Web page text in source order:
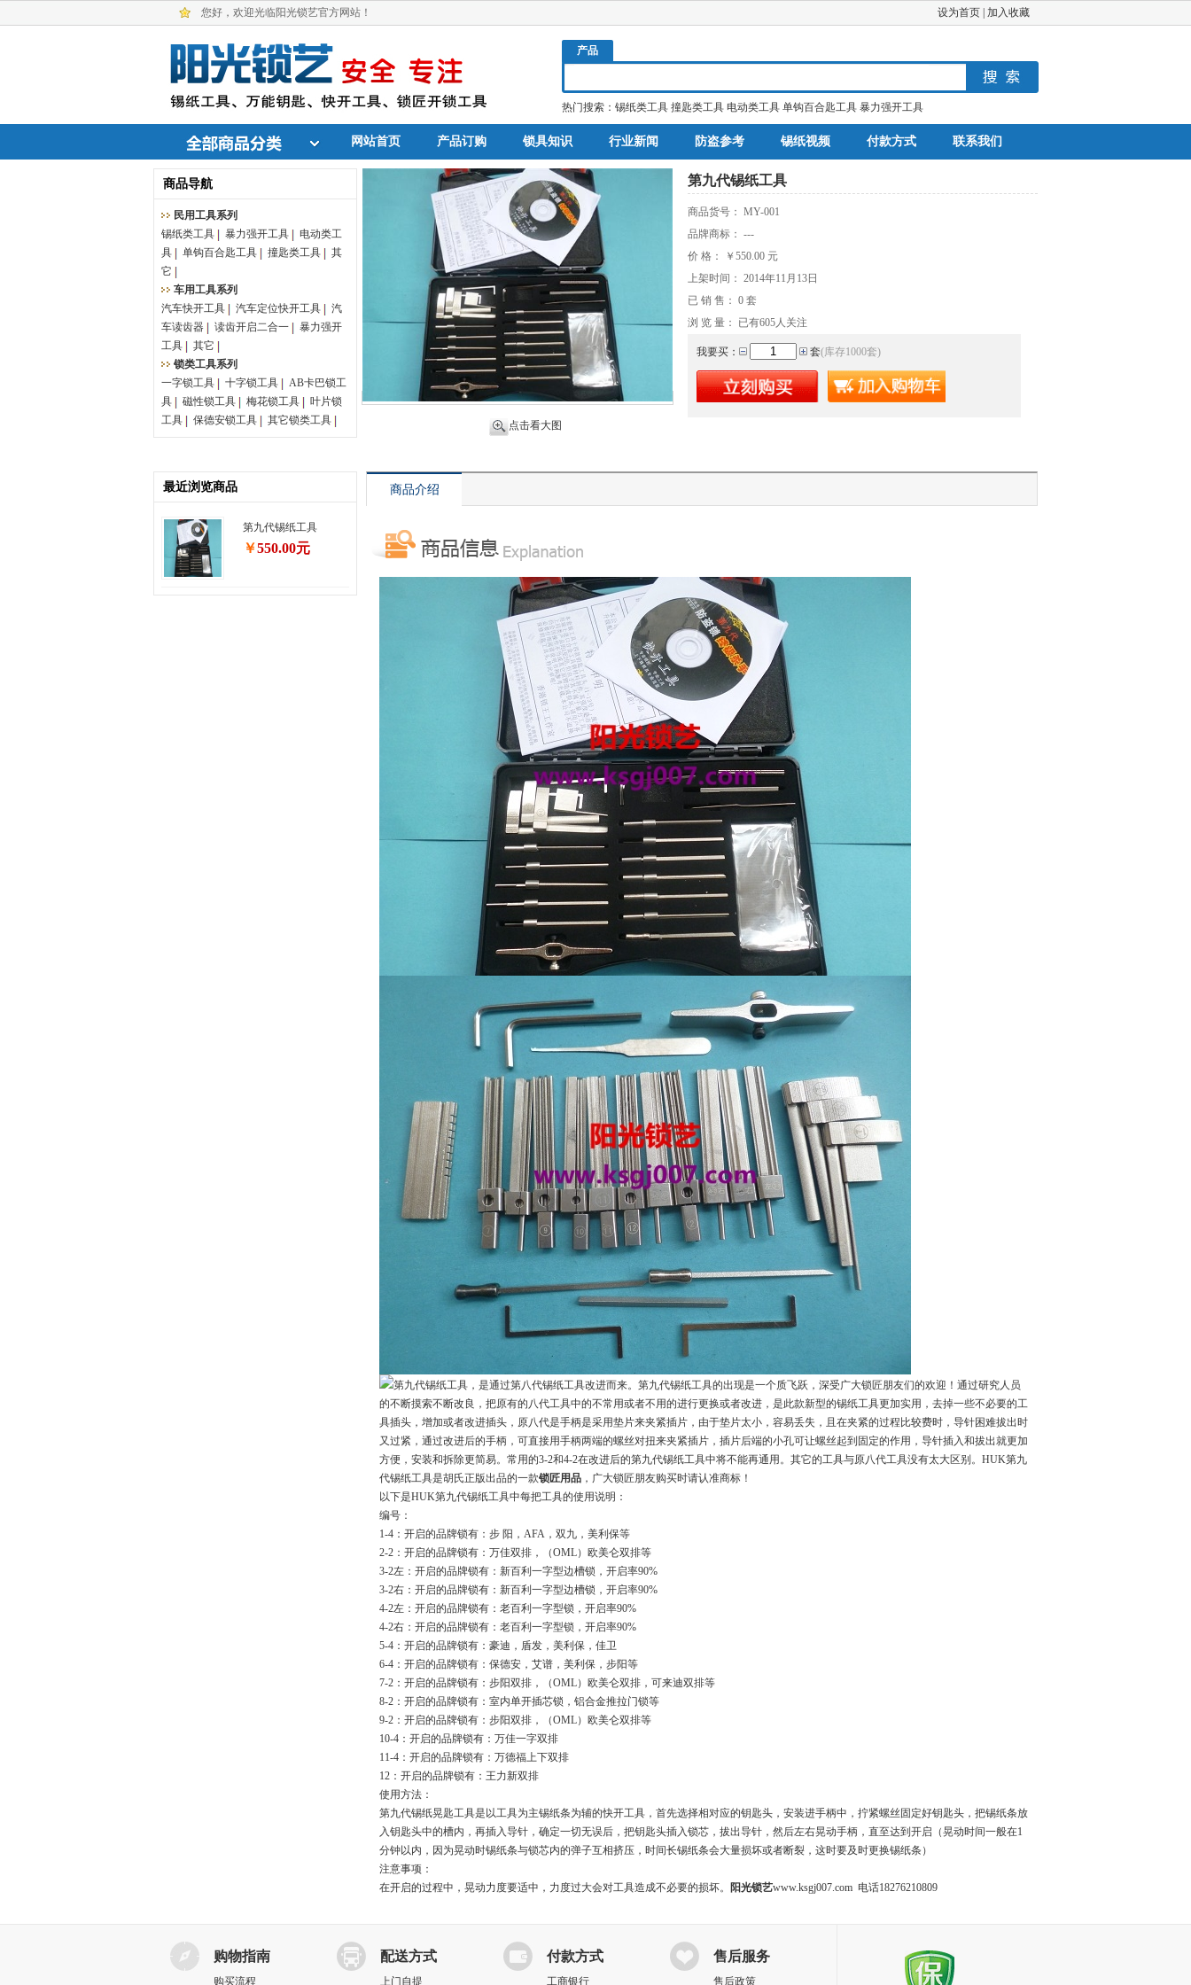
您好，欢迎光临阳光锁艺官方网站！ 设为首页 加入收藏
产品
热门搜索： 锡纸类工具 撞匙类工具 电动类工具 单钩百合匙工具 暴力强开工具
网站首页 产品订购 锁具知识 行业新闻 防盗参考 锡纸视频 付款方式 联系我们
商品导航
民用工具系列
锡纸类工具
暴力强开工具
电动类工
具
单钩百合匙工具 撞匙类工具
其
它
车用工具系列
汽车快开工具
汽车定位快开工具
汽
车读齿器
读齿开启二合一
暴力强开
工具
其它
锁类工具系列
一字锁工具
十字锁工具
AB卡巴锁工
具
磁性锁工具 梅花锁工具
叶片锁
工具
保德安锁工具 其它锁类工具 点击看大图
第九代锡纸工具
商品货号： MY-001
品牌商标： ---
价 格：
￥550.00 元
上架时间： 2014年11月13日
已 销 售： 0 套
浏 览 量： 已有605人关注
我要买： 套(库存1000套)
最近浏览商品
第九代锡纸工具
￥550.00元
商品介绍
第九代锡纸工具，是通过第八代锡纸工具改进而来。第九代锡纸工具的出现是一个质飞跃，深受广大锁匠朋友们的欢迎！通过研究人员
的不断摸索不断改良，把原有的八代工具中的不常用或者不用的进行更换或者改进，是此款新型的锡纸工具更加实用，去掉一些不必要的工
具插头，增加或者改进插头，原八代是手柄是采用垫片来夹紧插片，由于垫片太小，容易丢失，且在夹紧的过程比较费时，导针困难拔出时
又过紧，通过改进后的手柄，可直接用手柄两端的螺丝对扭来夹紧插片，插片后端的小孔可让螺丝起到固定的作用，导针插入和拔出就更加
方便，安装和拆除更简易。常用的3-2和4-2在改进后的第九代锡纸工具中将不能再通用。其它的工具与原八代工具没有太大区别。HUK第九
代锡纸工具是胡氏正版出品的一款锁匠用品 ，广大锁匠朋友购买时请认准商标！
以下是HUK第九代锡纸工具中每把工具的使用说明：
编号：
1-4：开启的品牌锁有：步 阳，AFA，双九，美利保等
2-2：开启的品牌锁有：万佳双排，（OML）欧美仑双排等
3-2左：开启的品牌锁有：新百利一字型边槽锁，开启率90%
3-2右：开启的品牌锁有：新百利一字型边槽锁，开启率90%
4-2左：开启的品牌锁有：老百利一字型锁，开启率90%
4-2右：开启的品牌锁有：老百利一字型锁，开启率90%
5-4：开启的品牌锁有：豪迪，盾发，美利保，佳卫
6-4：开启的品牌锁有：保德安，艾谱，美利保，步阳等
7-2：开启的品牌锁有：步阳双排，（OML）欧美仑双排，可来迪双排等
8-2：开启的品牌锁有：室内单开插芯锁，铝合金推拉门锁等
9-2：开启的品牌锁有：步阳双排，（OML）欧美仑双排等
10-4：开启的品牌锁有：万佳一字双排
11-4：开启的品牌锁有：万德福上下双排
12：开启的品牌锁有：王力新双排
使用方法：
第九代锡纸晃匙工具是以工具为主锡纸条为辅的快开工具，首先选择相对应的钥匙头，安装进手柄中，拧紧螺丝固定好钥匙头，把锡纸条放
入钥匙头中的槽内，再插入导针，确定一切无误后，把钥匙头插入锁芯，拔出导针，然后左右晃动手柄，直至达到开启（晃动时间一般在1
分钟以内，因为晃动时锡纸条与锁芯内的弹子互相挤压，时间长锡纸条会大量损坏或者断裂，这时要及时更换锡纸条）
注意事项：
在开启的过程中，晃动力度要适中，力度过大会对工具造成不必要的损坏。
阳光锁艺www.ksgj007.com 电话18276210809
购物指南
购买流程
配送方式
上门自提
付款方式
工商银行
售后服务
售后政策